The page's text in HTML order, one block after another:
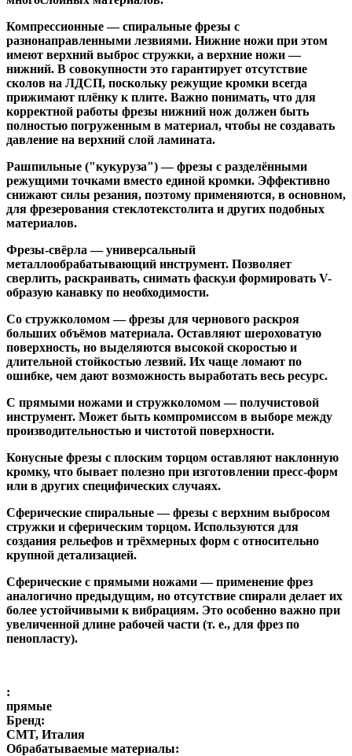
Компрессионные— спиральные фрезы с
разнонаправленными лезвиями. Нижние ножи при этом
имеют верхний выброс стружки, а верхние ножи —
нижний. В совокупности это гарантирует отсутствие
сколов на ЛДСП, поскольку режущие кромки всегда
прижимают плёнку к плите. Важно понимать, что для
корректной работы фрезы нижний нож должен быть
полностью погруженным в материал, чтобы не создавать
давление на верхний слой ламината.
Рашпильные ("кукуруза")— фрезы с разделёнными
режущими точками вместо единой кромки. Эффективно
снижают силы резания, поэтому применяются, в основном,
для фрезерования стеклотекстолита и других подобных
материалов.
Фрезы-свёрла — универсальный
металлообрабатывающий инструмент. Позволяет
сверлить, раскраивать, снимать фаску.и формировать V-
образую канавку по необходимости.
Со стружколомом— фрезы для чернового раскроя
больших объёмов материала. Оставляют шероховатую
поверхность, но выделяются высокой скоростью и
длительной стойкостью лезвий. Их чаще ломают по
ошибке, чем дают возможность выработать весь ресурс.
С прямыми ножами и стружколомом— получистовой
инструмент. Может быть компромиссом в выборе между
производительностью и чистотой поверхности.
Конусные фрезы с плоским торцом оставляют наклонную
кромку, что бывает полезно при изготовлении пресс-форм
или в других специфических случаях.
Сферические спиральные— фрезы с верхним выбросом
стружки и сферическим торцом. Используются для
создания рельефов и трёхмерных форм с относительно
крупной детализацией.
Сферические с прямыми ножами— применение фрез
аналогично предыдущим, но отсутствие спирали делает их
более устойчивыми к вибрациям. Это особенно важно при
увеличенной длине рабочей части (т. е., для фрез по
пенопласту).
:
прямые
Бренд:
CMT, Италия
Обрабатываемые материалы: